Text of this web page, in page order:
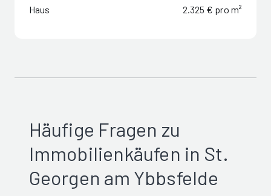
Haus 2.325 € pro m²
Häufige Fragen zu
Immobilienkäufen in St.
Georgen am Ybbsfelde